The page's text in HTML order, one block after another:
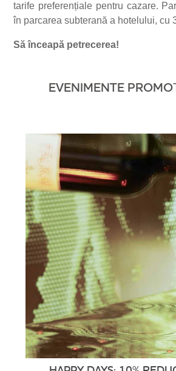
tarife preferențiale pentru cazare.
în parcarea subterană a hotelului, cu
Să înceapă petrecerea!
EVENIMENTE